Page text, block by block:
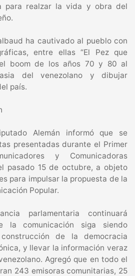
para realzar la vida y obra del
ha cautivado al pueblo con
entre ellas “El Pez que
el boom de los años 70 y 80 al
del venezolano y dibujar
país.
Alemán informó que se
presentadas durante el Primer
y Comunicadoras
pasado 15 de octubre, a objeto
para impulsar la propuesta de la
Popular.
parlamentaria continuará
la comunicación siga siendo
de la democracia
y llevar la información veraz
Agregó que en todo el
243 emisoras comunitarias, 25